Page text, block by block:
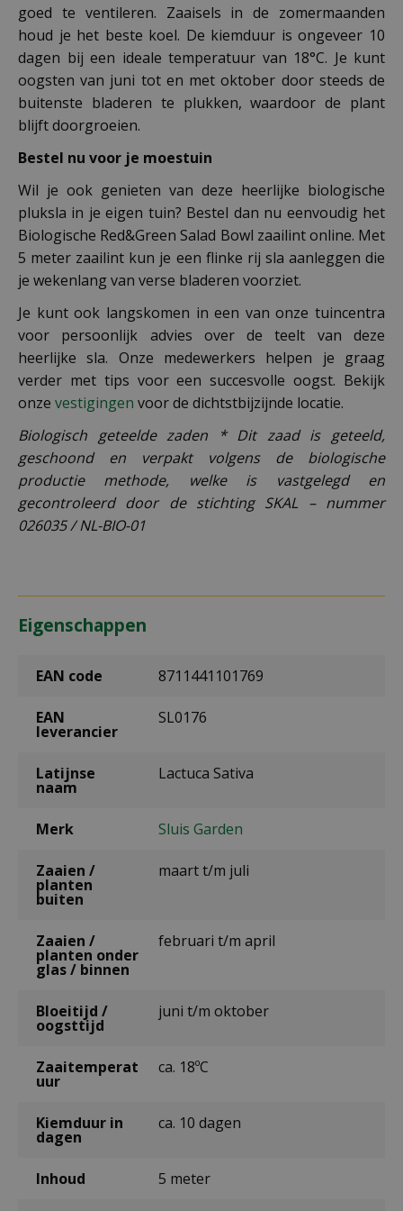
goed te ventileren. Zaaisels in de zomermaanden
houd je het beste koel. De kiemduur is ongeveer 10
dagen bij een ideale temperatuur van 18°C. Je kunt
oogsten van juni tot en met oktober door steeds de
buitenste bladeren te plukken, waardoor de plant
blijft doorgroeien.
Bestel nu voor je moestuin
Wil je ook genieten van deze heerlijke biologische
pluksla in je eigen tuin? Bestel dan nu eenvoudig het
Biologische Red&Green Salad Bowl zaailint online. Met
5 meter zaailint kun je een flinke rij sla aanleggen die
je wekenlang van verse bladeren voorziet.
Je kunt ook langskomen in een van onze tuincentra
voor persoonlijk advies over de teelt van deze
heerlijke sla. Onze medewerkers helpen je graag
verder met tips voor een succesvolle oogst. Bekijk
onze vestigingen voor de dichtstbijzijnde locatie.
Biologisch geteelde zaden * Dit zaad is geteeld,
geschoond en verpakt volgens de biologische
productie methode, welke is vastgelegd en
gecontroleerd door de stichting SKAL – nummer
026035 / NL-BIO-01
Eigenschappen
EAN code 8711441101769
EAN
leverancier
SL0176
Latijnse
naam
Lactuca Sativa
Merk Sluis Garden
Zaaien /
planten
buiten
maart t/m juli
Zaaien /
planten onder
glas / binnen
februari t/m april
Bloeitijd /
oogsttijd
juni t/m oktober
Zaaitemperat
uur
ca. 18ºC
Kiemduur in
dagen
ca. 10 dagen
Inhoud 5 meter